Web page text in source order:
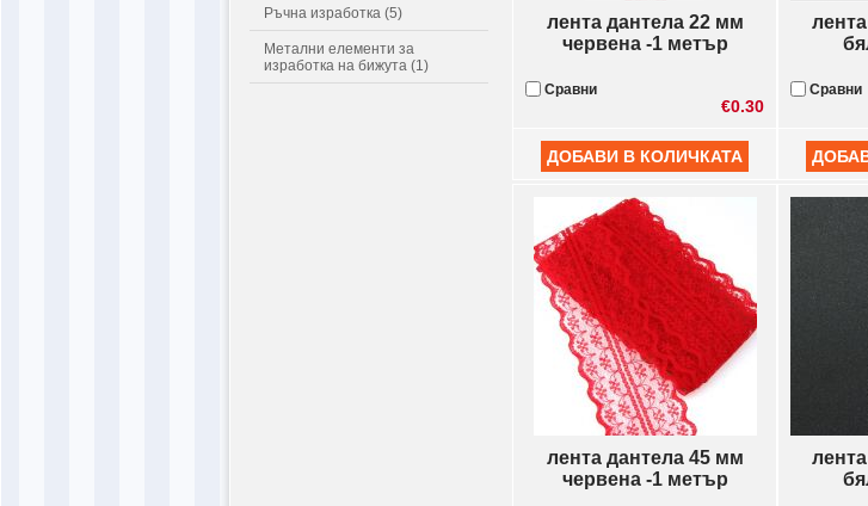
Ръчна изработка (5)
Метални елементи за
изработка на бижута (1)
лента дантела 22 мм
червена -1 метър
Сравни
€0.30
Сравни
лента дантела 45 мм
червена -1 метър